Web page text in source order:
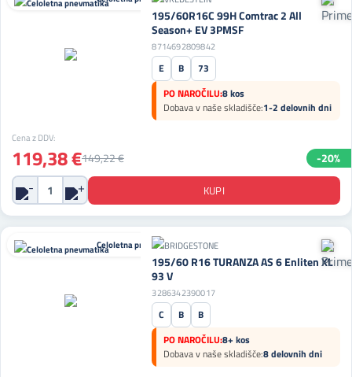
195/60R16C 99H Comtrac 2 All
Season+ EV 3PMSF
8714692809842
E B
73
PO NAROČILU:8 kos
Dobava v naše skladišče:1-2 delovnih dni
Cena z DDV:
119,38 €149,22 € -20%
Celoletna pnevmatika
195/60 R16 TURANZA AS 6 Enliten XL
93 V
3286342390017
C B
B
PO NAROČILU:8+ kos
Dobava v naše skladišče:8 delovnih dni